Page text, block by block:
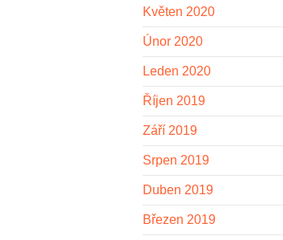
Květen 2020
Únor 2020
Leden 2020
Říjen 2019
Září 2019
Srpen 2019
Duben 2019
Březen 2019